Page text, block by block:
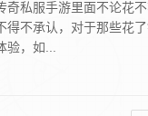
奇私服手游里面不论花
得不承认，对于那些花
，如...